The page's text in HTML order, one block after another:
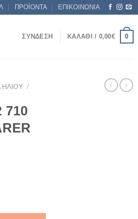
ΠΡΟΪΟΝΤΑ ΕΠΙΚΟΙΝΩΝΙΑ
ΣΎΝΔΕΣΗ ΚΑΛΆΘΙ / 0,00€ 0
ΗΛΊΟΥ /
710
ποσότητα